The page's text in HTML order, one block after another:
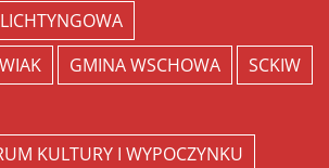
GMINA WSCHOWA
SCKIW
KULTURY I WYPOCZYNKU